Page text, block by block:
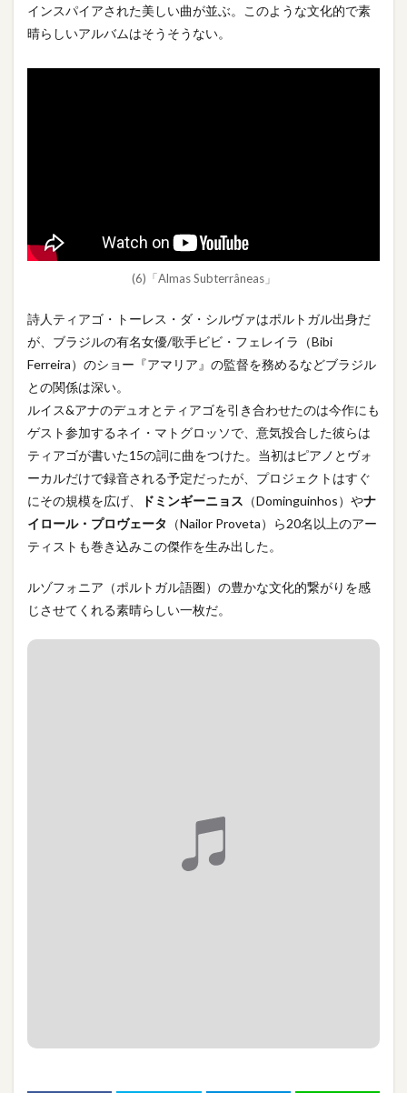
インスパイアされた美しい曲が並ぶ。このような文化的で素
晴らしいアルバムはそうそうない。
(6)「Almas Subterrâneas」
詩人ティアゴ・トーレス・ダ・シルヴァはポルトガル出身だ
が、ブラジルの有名女優/歌手ビビ・フェレイラ（Bibi
Ferreira）のショー『アマリア』の監督を務めるなどブラジル
との関係は深い。
ルイス&アナのデュオとティアゴを引き合わせたのは今作にも
ゲスト参加するネイ・マトグロッソで、意気投合した彼らは
ティアゴが書いた15の詞に曲をつけた。当初はピアノとヴォ
ーカルだけで録音される予定だったが、プロジェクトはすぐ
にその規模を広げ、
ドミンギーニョス （Dominguinhos）やナ
イロール・プロヴェータ
（Nailor Proveta）ら20名以上のアー
ティストも巻き込みこの傑作を生み出した。
ルゾフォニア（ポルトガル語圏）の豊かな文化的繋がりを感
じさせてくれる素晴らしい一枚だ。